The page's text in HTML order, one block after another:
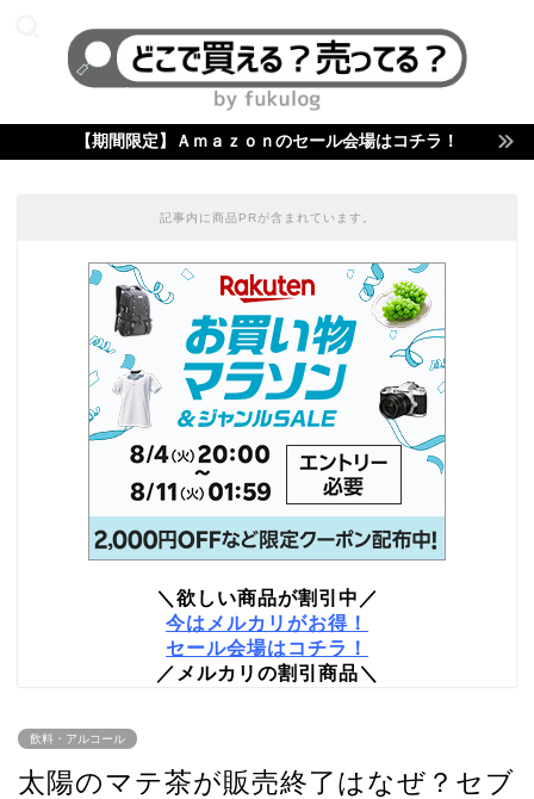
【期間限定】Ａｍａｚｏｎのセール会場はコチラ！
記事内に商品PRが含まれています。
＼欲しい商品が割引中／
今はメルカリがお得！
セール会場はコチラ！
／メルカリの割引商品＼
飲料・アルコール
太陽のマテ茶が販売終了はなぜ？セブ